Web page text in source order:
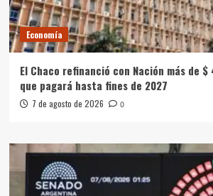
Economía
El Chaco refinanció con Nación más de
que pagará hasta fines de 2027
7 de agosto de 2026 0